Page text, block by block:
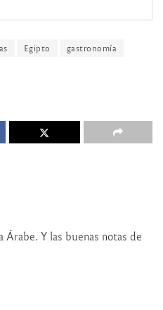
Egipto
gastronomía
Árabe. Y las buenas notas de